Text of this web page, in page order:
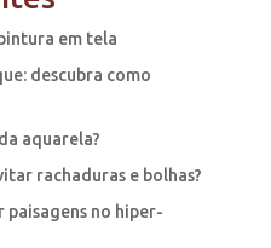
em tela
descubra como
aquarela?
rachaduras e bolhas?
paisagens no hiper-